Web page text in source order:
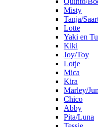
Misty
Tanja/
Lotte
Yaki en
Kiki
Joy/Toy
Lotje
Mica
Kira
Marley/
Chico
Abby
Pita/Luna